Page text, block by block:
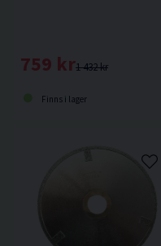
1 432 kr
759 kr
Finns i lager